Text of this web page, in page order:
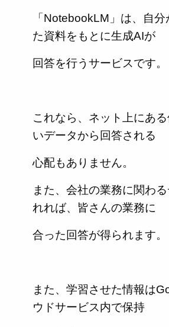
「NotebookLM」は、自
た資料をもとに生成AIが
回答を行うサービスです。
これなら、ネット上にあ
いデータから回答される
心配もありません。
また、会社の業務に関わ
れれば、皆さんの業務に
合った回答が得られます。
また、学習させた情報は
ウドサービス内で保持